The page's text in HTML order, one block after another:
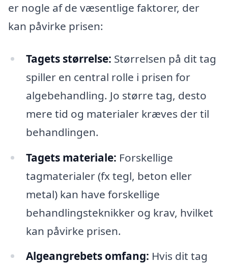
er nogle af de væsentlige faktorer, der
kan påvirke prisen:
Tagets størrelse: Størrelsen på dit tag
spiller en central rolle i prisen for
algebehandling. Jo større tag, desto
mere tid og materialer kræves der til
behandlingen.
Tagets materiale: Forskellige
tagmaterialer (fx tegl, beton eller
metal) kan have forskellige
behandlingsteknikker og krav, hvilket
kan påvirke prisen.
Algeangrebets omfang: Hvis dit tag